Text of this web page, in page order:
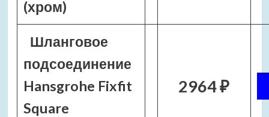
(хром)
Шланговое
подсоединение
Hansgrohe Fixfit
Square
2964 ₽